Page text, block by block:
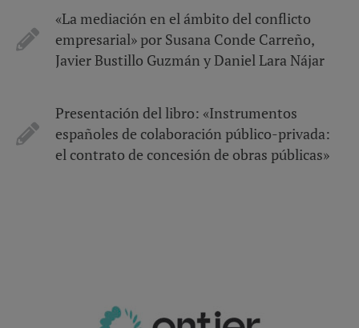
«La mediación en el ámbito del conflicto
empresarial» por Susana Conde Carreño,
Javier Bustillo Guzmán y Daniel Lara Nájar
Presentación del libro: «Instrumentos
españoles de colaboración público-privada:
el contrato de concesión de obras públicas»